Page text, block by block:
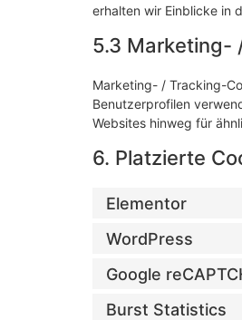
erhalten wir Einblicke in
5.3 Marketing-
Marketing- / Tracking-
Benutzerprofilen
Websites hinweg für
6. Platzierte
Elementor
WordPress
Google
Burst Statistics